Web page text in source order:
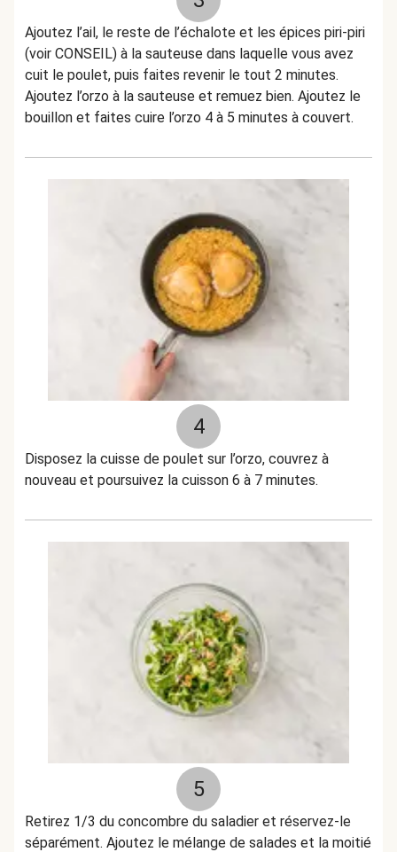
Ajoutez l’ail, le reste de l’échalote et les épices piri-piri
(voir CONSEIL) à la sauteuse dans laquelle vous avez
cuit le poulet, puis faites revenir le tout 2 minutes.
Ajoutez l’orzo à la sauteuse et remuez bien. Ajoutez le
bouillon et faites cuire l’orzo 4 à 5 minutes à couvert.
4
Disposez la cuisse de poulet sur l’orzo, couvrez à
nouveau et poursuivez la cuisson 6 à 7 minutes.
5
Retirez 1/3 du concombre du saladier et réservez-le
séparément. Ajoutez le mélange de salades et la moitié